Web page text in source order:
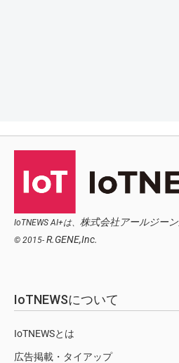
IoTNEWS AI+は、 株式会社アールジーン
© 2015- R.GENE,Inc.
IoTNEWSについて
IoTNEWSとは
広告掲載・タイアップ